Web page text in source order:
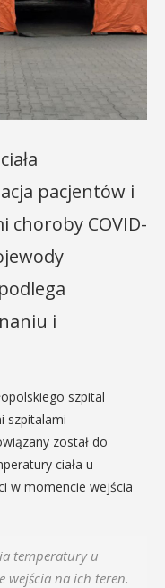
pacjentów i
choroby COVID-
i
szpital
szpitalami
został do
ciała u
w momencie wejścia
temperatury u
wejścia na ich teren.